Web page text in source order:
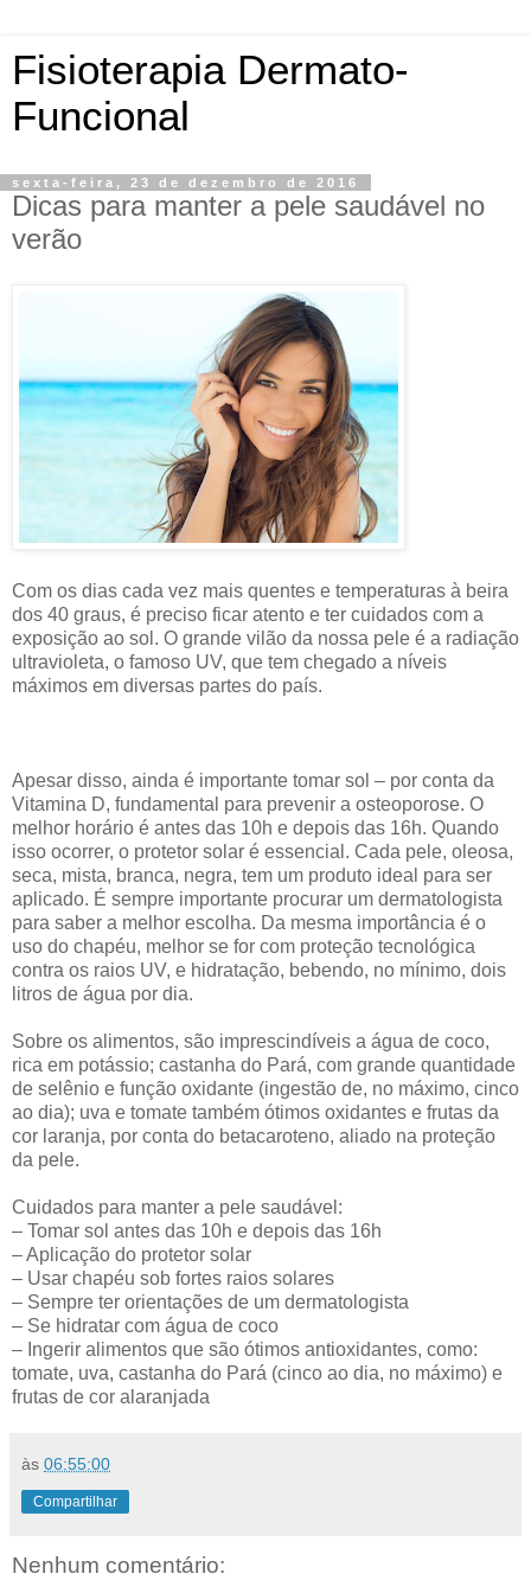
Fisioterapia Dermato-
Funcional
sexta-feira, 23 de dezembro de 2016
Dicas para manter a pele saudável no
verão
Com os dias cada vez mais quentes e temperaturas à beira
dos 40 graus, é preciso ficar atento e ter cuidados com a
exposição ao sol. O grande vilão da nossa pele é a radiação
ultravioleta, o famoso UV, que tem chegado a níveis
máximos em diversas partes do país.
Apesar disso, ainda é importante tomar sol – por conta da
Vitamina D, fundamental para prevenir a osteoporose. O
melhor horário é antes das 10h e depois das 16h. Quando
isso ocorrer, o protetor solar é essencial. Cada pele, oleosa,
seca, mista, branca, negra, tem um produto ideal para ser
aplicado. É sempre importante procurar um dermatologista
para saber a melhor escolha. Da mesma importância é o
uso do chapéu, melhor se for com proteção tecnológica
contra os raios UV, e hidratação, bebendo, no mínimo, dois
litros de água por dia.
Sobre os alimentos, são imprescindíveis a água de coco,
rica em potássio; castanha do Pará, com grande quantidade
de selênio e função oxidante (ingestão de, no máximo, cinco
ao dia); uva e tomate também ótimos oxidantes e frutas da
cor laranja, por conta do betacaroteno, aliado na proteção
da pele.
Cuidados para manter a pele saudável:
– Tomar sol antes das 10h e depois das 16h
– Aplicação do protetor solar
– Usar chapéu sob fortes raios solares
– Sempre ter orientações de um dermatologista
– Se hidratar com água de coco
– Ingerir alimentos que são ótimos antioxidantes, como:
tomate, uva, castanha do Pará (cinco ao dia, no máximo) e
frutas de cor alaranjada
às 06:55:00
Compartilhar
Nenhum comentário: